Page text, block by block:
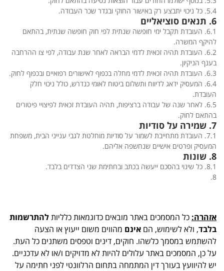
5.4. כל ניכוי יתבצע רק באישור החוקי ובגדר שכר העבודה.
6. תנאים סוציאליים
6.1. העובדת תקבל ימי חופשה שנתית לפי חוק חופשה שנתית, בהתאם
להיקף המשרה.
6.2. העובדת תהיה זכאית לדמי הבראה לאחר שנת עבודה, לפי צו ההרחבה
בענף הניקיון.
6.3. העובדת תהיה זכאית לדמי מחלה בכפוף לאישורים רפואיים ובכפוף לחוק.
6.4. המעסיק ידאג לדיווח ותשלום ביטוח לאומי כנדרש, כולל ניכוי חלק
העובדת.
6.5. לאחר שנה של עבודה ברציפות, תהיה העובדת זכאית לפיצויי פיטורים
בהתאם לחוק.
7. שמירה על סודיות
7.1. העובדת מתחייבת לשמור על סודיות מוחלטת לגבי ענייני הבית, משפחת
המעסיק ופרטים אישיים שנחשפה אליהם.
8. שונות
8.1. כל שינוי בהסכם ייעשה בכתב ובחתימת שני הצדדים בלבד.
8.
אזהרה: כל המסמכים באתר מובאים כדוגמאות כלליותלהתרשמות
בלבד, ולא לשימוש, הם אינם מהווים משום ייעוץ או הצעה
להשתמש במסמך כלשהו. חוקים, דינים וטפסים משתנים כל העת.
על כן, המסמכים באתר עלולים להיות לא מדויקים ו/או לא עדכניים.
יש להיוועץ בעורך דין המתמחה בתחום הרלוונטי לפני חתימה על